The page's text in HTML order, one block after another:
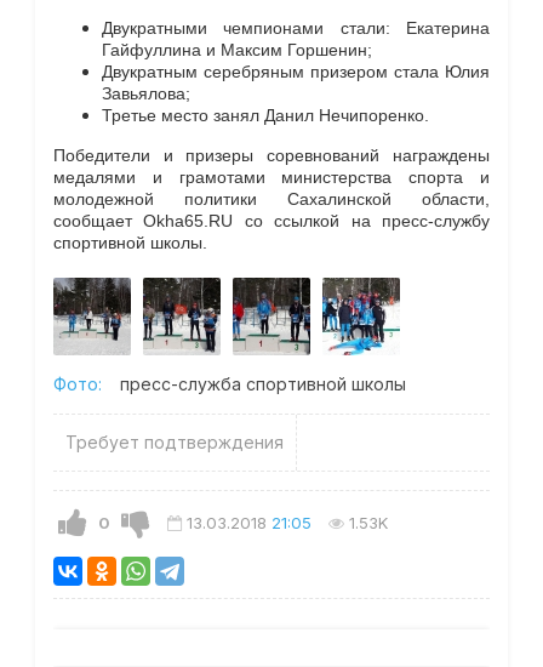
Двукратными чемпионами стали: Екатерина
Гайфуллина и Максим Горшенин;
Двукратным серебряным призером стала Юлия
Завьялова;
Третье место занял Данил Нечипоренко.
Победители и призеры соревнований награждены
медалями и грамотами министерства спорта и
молодежной политики Сахалинской области,
сообщает Okha65.RU со ссылкой на пресс-службу
спортивной школы.
Фото: пресс-служба спортивной школы
Требует подтверждения
0 13.03.2018 21:05 1.53K